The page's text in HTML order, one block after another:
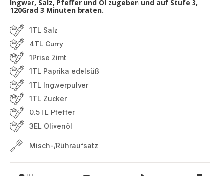
Ingwer, Salz, Pfeffer und Öl zugeben und auf Stufe 3,
120Grad 3 Minuten braten.
1TL Salz
4TL Curry
1Prise Zimt
1TL Paprika edelsüß
1TL Ingwerpulver
1TL Zucker
0.5TL Pfeffer
3EL Olivenöl
Misch-/Rühraufsatz